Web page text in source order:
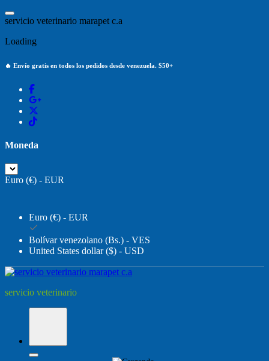
Saltar
al
servicio veterinario marapet c.a
Loading
🔥 Envío gratis en todos los pedidos desde venezuela. $50+
Moneda
Euro (€) - EUR
Euro (€) - EUR
Bolívar venezolano (Bs.) - VES
United States dollar ($) - USD
servicio veterinario